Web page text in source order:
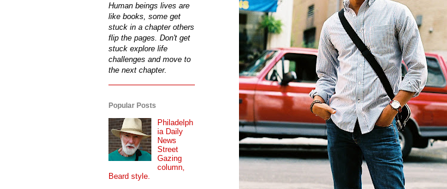
Human beings lives are
like books, some get
stuck in a chapter others
flip the pages. Don't get
stuck explore life
challenges and move to
the next chapter.
Popular Posts
Philadelph
ia Daily
News
Street
Gazing
column,
Beard style.